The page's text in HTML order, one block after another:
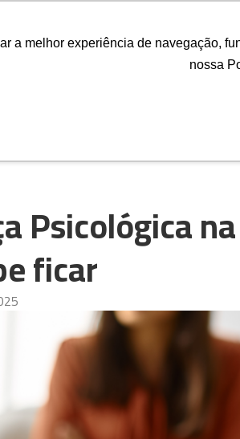
a melhor experiência de navegação,
nossa
Somos O Que Fazemos
Psicológica
ficar